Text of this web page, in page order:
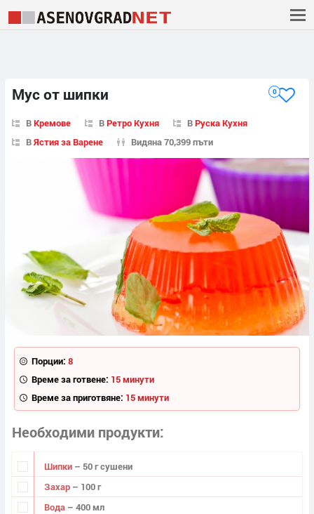
Мус от шипки 0
ВКремове ВРетро Кухня ВРуска Кухня
ВЯстия за Варене Видяна 70,399 пъти
Порции: 8
Време за готвене: 15 минути
Време за приготвяне: 15 минути
Необходими продукти
Шипки – 50 г сушени
Захар – 100 г
Вода – 400 мл